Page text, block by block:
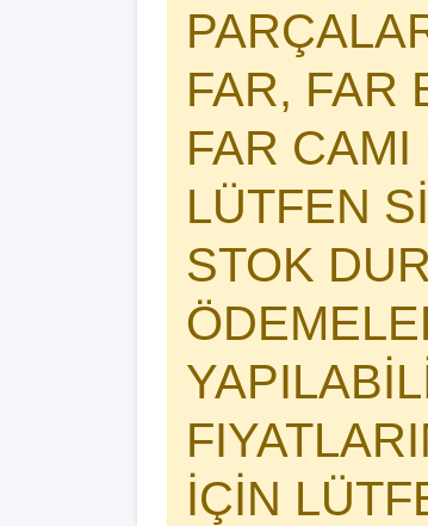
FAR, FAR
FAR
LÜTFEN
STOK
İÇİN